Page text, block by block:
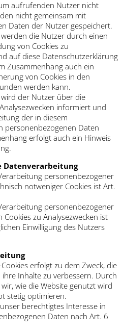
aufrufenden Nutzer nicht
nicht gemeinsam mit
Daten der Nutzer gespeichert.
die Nutzer durch einen
von Cookies zu
auf diese Datenschutzerklärung
Zusammenhang auch ein
von Cookies in den
werden kann.
der Nutzer über die
informiert und
der in diesem
personenbezogenen Daten
erfolgt auch ein Hinweis
Datenverarbeitung
personenbezogener
notweniger Cookies ist Art.
personenbezogener
zu Analysezwecken ist
Einwilligung des Nutzers
erfolgt zu dem Zweck, die
Inhalte zu verbessern. Durch
wie die Website genutzt wird
stetig optimieren.
berechtigtes Interesse in
Daten nach Art. 6